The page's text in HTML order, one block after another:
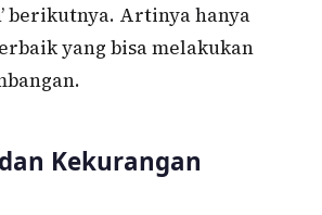
berikutnya. Artinya hanya
yang bisa melakukan
Kekurangan